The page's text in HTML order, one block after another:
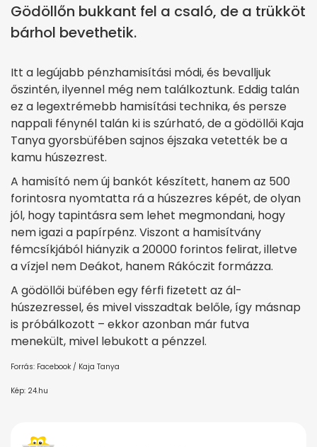
Gödöllőn bukkant fel a csaló, de a trükköt
bárhol bevethetik.
Itt a legújabb pénzhamisítási módi, és bevalljuk
őszintén, ilyennel még nem találkoztunk. Eddig talán
ez a legextrémebb hamisítási technika, és persze
nappali fénynél talán ki is szúrható, de a gödöllői Kaja
Tanya gyorsbüfében sajnos éjszaka vetették be a
kamu húszezrest.
A hamisító nem új bankót készített, hanem az 500
forintosra nyomtatta rá a húszezres képét, de olyan
jól, hogy tapintásra sem lehet megmondani, hogy
nem igazi a papírpénz. Viszont a hamisítvány
fémcsíkjából hiányzik a 20000 forintos felirat, illetve
a vízjel nem Deákot, hanem Rákóczit formázza.
A gödöllői büfében egy férfi fizetett az ál-
húszezressel, és mivel visszadtak belőle, így másnap
is próbálkozott – ekkor azonban már futva
menekült, mivel lebukott a pénzzel.
Forrás: Facebook / Kaja Tanya
Kép: 24.hu